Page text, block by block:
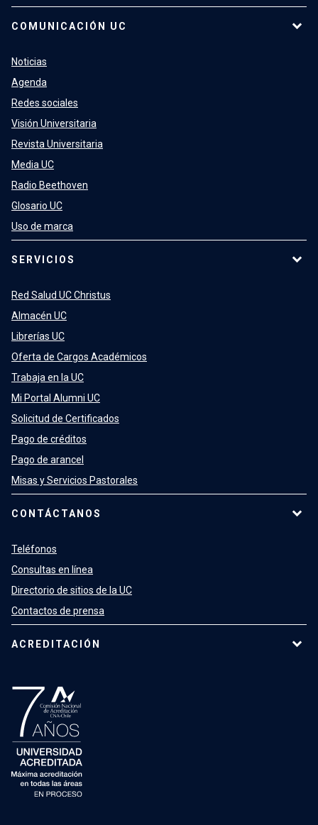
COMUNICACIÓN UC
Noticias
Agenda
Redes sociales
Visión Universitaria
Revista Universitaria
Media UC
Radio Beethoven
Glosario UC
Uso de marca
SERVICIOS
Red Salud UC Christus
Almacén UC
Librerías UC
Oferta de Cargos Académicos
Trabaja en la UC
Mi Portal Alumni UC
Solicitud de Certificados
Pago de créditos
Pago de arancel
Misas y Servicios Pastorales
CONTÁCTANOS
Teléfonos
Consultas en línea
Directorio de sitios de la UC
Contactos de prensa
ACREDITACIÓN